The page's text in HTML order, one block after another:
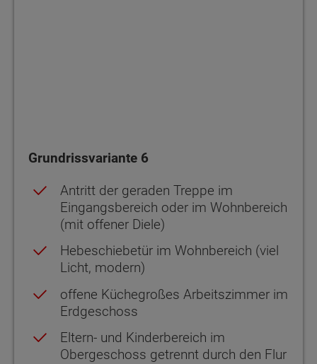
Grundrissvariante 6
Antritt der geraden Treppe im
Eingangsbereich oder im Wohnbereich
(mit offener Diele)
Hebeschiebetür im Wohnbereich (viel
Licht, modern)
offene Küchegroßes Arbeitszimmer im
Erdgeschoss
Eltern- und Kinderbereich im
Obergeschoss getrennt durch den Flur